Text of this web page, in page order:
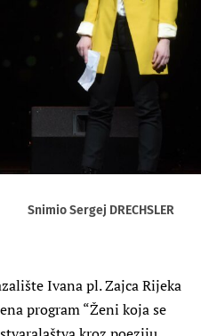
Snimio Sergej DRECHSLER
Ivana pl. Zajca Rijeka
program “Ženi koja se